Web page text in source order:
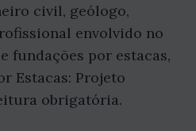
civil, geólogo,
envolvido no
fundações por estacas,
Estacas: Projeto
obrigatória.